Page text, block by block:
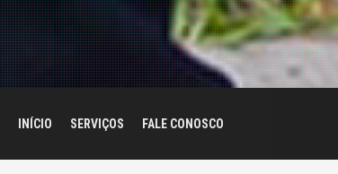
INÍCIO SERVIÇOS FALE CONOSCO